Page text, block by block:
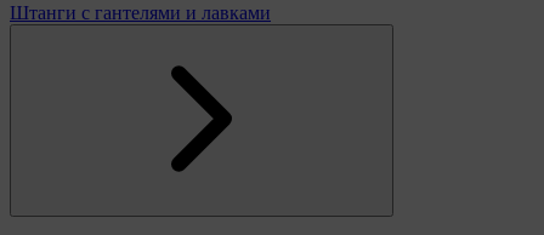
Штанги с гантелями и лавками